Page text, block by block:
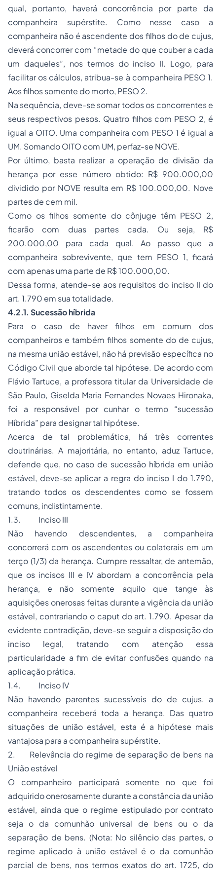
qual, portanto, haverá concorrência por parte da
companheira supérstite. Como nesse caso a
companheira não é ascendente dos filhos dode cujus,
deverá concorrer com “metade do que couber a cada
um daqueles”, nos termos do inciso II. Logo, para
facilitar os cálculos, atribua-se à companheira PESO 1.
Aos filhos somente do morto, PESO 2.
Na sequência, deve-se somar todos os concorrentes e
seus respectivos pesos. Quatro filhos com PESO 2, é
igual a OITO. Uma companheira com PESO 1 é igual a
UM. Somando OITO com UM, perfaz-se NOVE.
Por último, basta realizar a operação de divisão da
herança por esse número obtido: R$ 900.000,00
dividido por NOVE resulta em R$ 100.000,00. Nove
partes de cem mil.
Como os filhos somente do cônjuge têm PESO 2,
ficarão com duas partes cada. Ou seja, R$
200.000,00 para cada qual. Ao passo que a
companheira sobrevivente, que tem PESO 1, ficará
com apenas uma parte de R$ 100.000,00.
Dessa forma, atende-se aos requisitos do inciso II do
art. 1.790 em sua totalidade.
4.2.1. Sucessão híbrida
Para o caso de haver filhos em comum dos
companheiros e também filhos somente do de cujus,
na mesma união estável, não há previsão específica no
Código Civil que aborde tal hipótese. De acordo com
Flávio Tartuce, a professora titular da Universidade de
São Paulo, Giselda Maria Fernandes Novaes Hironaka,
foi a responsável por cunhar o termo “sucessão
Híbrida” para designar tal hipótese.
Acerca de tal problemática, há três correntes
doutrinárias. A majoritária, no entanto, aduz Tartuce,
defende que, no caso de sucessão híbrida em união
estável, deve-se aplicar a regra do inciso I do 1.790,
tratando todos os descendentes como se fossem
comuns, indistintamente.
1.3. Inciso III
Não havendo descendentes, a companheira
concorrerá com os ascendentes ou colaterais em um
terço (1/3) da herança. Cumpre ressaltar, de antemão,
que os incisos III e IV abordam a concorrência pela
herança, e não somente aquilo que tange às
aquisições onerosas feitas durante a vigência da união
estável, contrariando o caput do art. 1.790. Apesar da
evidente contradição, deve-se seguir a disposição do
inciso legal, tratando com atenção essa
particularidade a fim de evitar confusões quando na
aplicação prática.
1.4. Inciso IV
Não havendo parentes sucessíveis do de cujus, a
companheira receberá toda a herança. Das quatro
situações de união estável, esta é a hipótese mais
vantajosa para a companheira supérstite.
2. Relevância do regime de separação de bens na
União estável
O companheiro participará somente no que foi
adquirido onerosamente durante a constância da união
estável, ainda que o regime estipulado por contrato
seja o da comunhão universal de bens ou o da
separação de bens. (Nota: No silêncio das partes, o
regime aplicado à união estável é o da comunhão
parcial de bens, nos termos exatos do art. 1725, do